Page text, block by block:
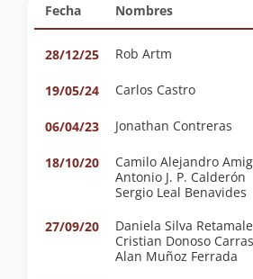
Fecha Nombres
28/12/25 Rob Artm
19/05/24 Carlos Castro
06/04/23 Jonathan Contreras
18/10/20
Camilo Alejandro
Antonio J. P. Calderón
Sergio Leal Benavides
27/09/20
Daniela Silva
Cristian Donoso
Alan Muñoz Ferrada